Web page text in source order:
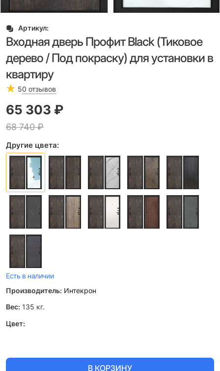
Артикул:
Входная дверь Профит Black (Тиковое
дерево / Под покраску) для установки в
квартиру
50 отзывов
68 740 ₽
65 303 ₽
Другие цвета:
Есть в наличии
Производитель: Интекрон
Вес: 135 кг.
Цвет:
В КОРЗИНУ